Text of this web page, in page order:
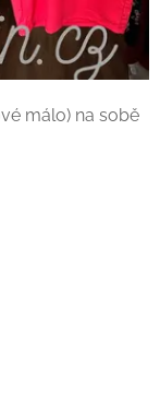
málo) na sobě